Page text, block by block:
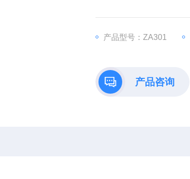
产品型号：ZA301
产品咨询